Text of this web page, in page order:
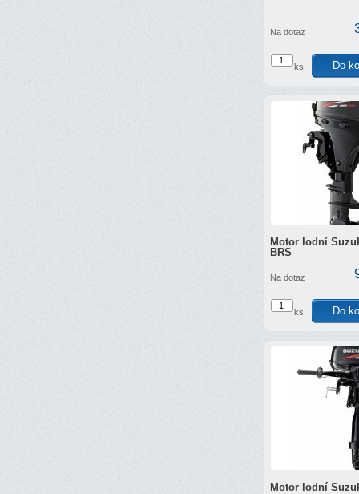
Na dotaz
ks
Motor lodní
BRS
Na dotaz
ks
Motor lodní